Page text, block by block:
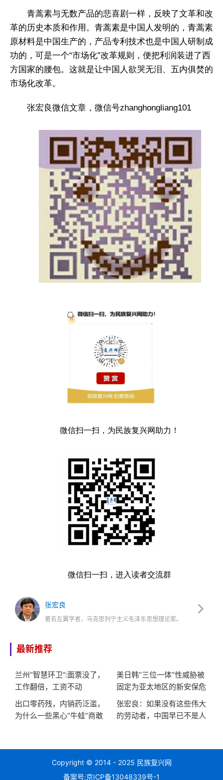
青蒿素与无数产品的悲喜剧一样，反映了文革和改
革的历史本质和作用。青蒿素是中国人发明的，青蒿素
原材料是中国生产的，产品专利技术也是中国人研制成
功的，可是一个“市场化”改革规则，便把利润装进了西
方国家的腰包。这就是让中国人欲哭无泪、五内俱焚的
市场化改革。
张宏良微信文章，微信号zhanghongliang101
微信扫一扫，为民族复兴网助力！
微信扫一扫，进入读者交流群
张宏良
著名左翼学者，马克思列宁主义毛泽东思想理论家。
最新推荐
兰州“智慧环卫”:面票没了，
工作翻倍，工资不动
美日韩“三位一体”性威胁被
固定为亚太地区的新安保危
机
出口零药残，内销药泛滥，
为什么一些黑心“牛蛙”商敢
张宏良：如果没有这些伟大
的劳动者，中国早已不是人
Copyright © 2014 - 2025 民族复兴网
备案号:京ICP备13048339号-1